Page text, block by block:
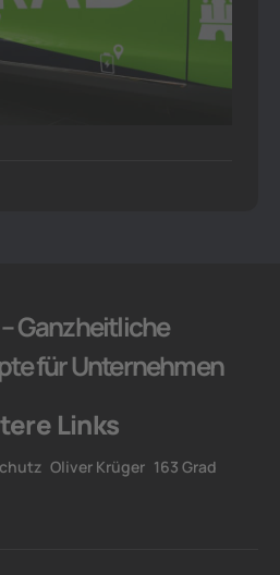
Ganzheitliche
für Unternehmen
Links
Oliver Krüger 163 Grad